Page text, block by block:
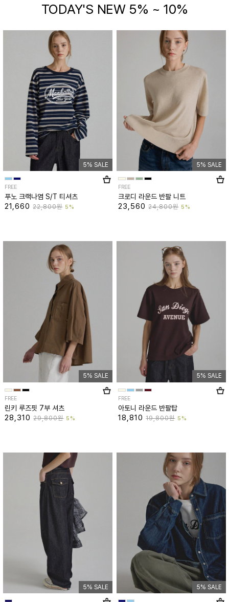
TODAY'S NEW 5% ~ 10%
5% SALE
FREE
푸노 크랙나염 S/T 티셔츠
21,66022,800원 5%
5% SALE
FREE
크로디 라운드 반팔 니트
23,56024,800원 5%
5% SALE
FREE
린키 루즈핏 7부 셔츠
28,31029,800원 5%
5% SALE
FREE
아토니 라운드 반팔탑
18,81019,800원 5%
5% SALE 5% SALE